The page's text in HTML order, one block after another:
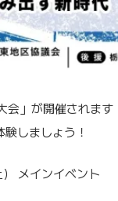
」が開催されま
しましょう！
メインイベント